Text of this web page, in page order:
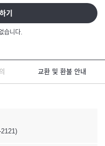
기
습니다.
교환 및 환불 안내